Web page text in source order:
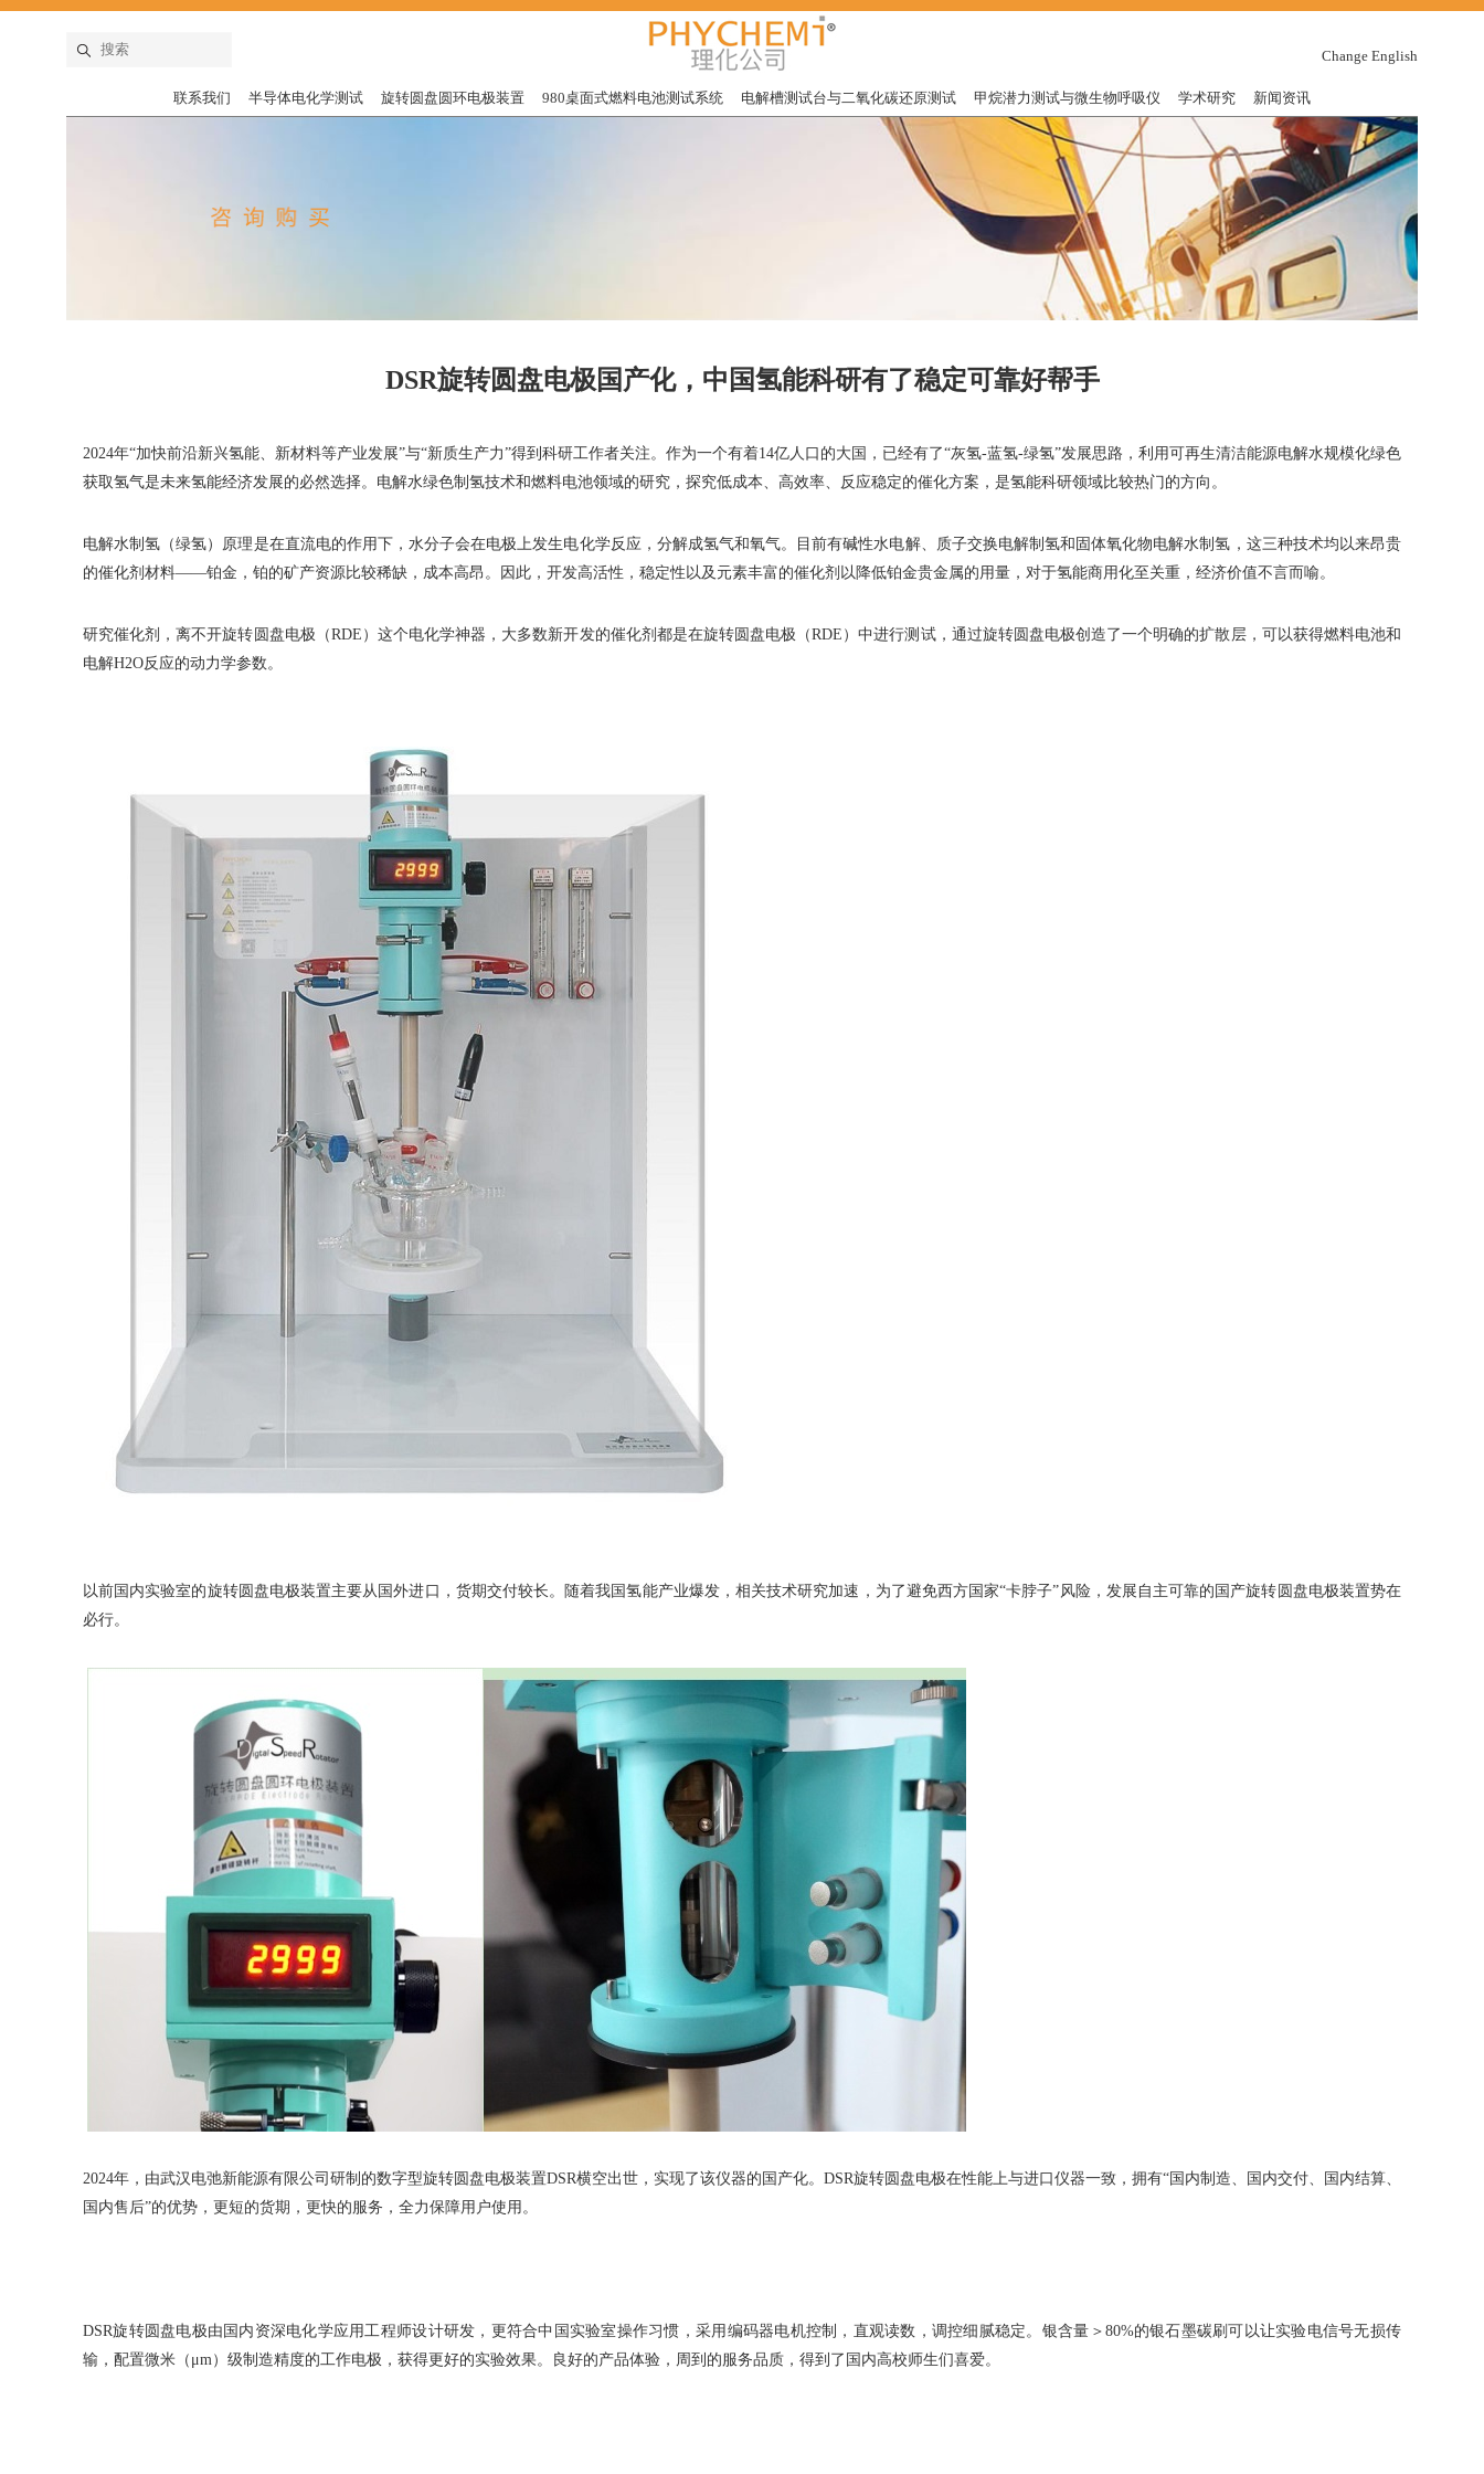
Change English
联系我们 半导体电化学测试 旋转圆盘圆环电极装置 980桌面式燃料电池测试系统 电解槽测试台与二氧化碳还原测试 甲烷潜力测试与微生物呼吸仪 学术研究 新闻资讯
DSR旋转圆盘电极国产化，中国氢能科研有了稳定可靠好帮手
2024年“加快前沿新兴氢能、新材料等产业发展”与“新质生产力”得到科研工作者关注。作为一个有着14亿人口的大国，已经有了“灰氢-蓝氢-绿氢”发展思路，利用可再生清洁能源电解水规模化绿色
获取氢气是未来氢能经济发展的必然选择。电解水绿色制氢技术和燃料电池领域的研究，探究低成本、高效率、反应稳定的催化方案，是氢能科研领域比较热门的方向。
电解水制氢（绿氢）原理是在直流电的作用下，水分子会在电极上发生电化学反应，分解成氢气和氧气。目前有碱性水电解、质子交换电解制氢和固体氧化物电解水制氢，这三种技术均以来昂贵
的催化剂材料——铂金，铂的矿产资源比较稀缺，成本高昂。因此，开发高活性，稳定性以及元素丰富的催化剂以降低铂金贵金属的用量，对于氢能商用化至关重，经济价值不言而喻。
研究催化剂，离不开旋转圆盘电极（RDE）这个电化学神器，大多数新开发的催化剂都是在旋转圆盘电极（RDE）中进行测试，通过旋转圆盘电极创造了一个明确的扩散层，可以获得燃料电池和
电解H2O反应的动力学参数。
以前国内实验室的旋转圆盘电极装置主要从国外进口，货期交付较长。随着我国氢能产业爆发，相关技术研究加速，为了避免西方国家“卡脖子”风险，发展自主可靠的国产旋转圆盘电极装置势在
必行。
2024年，由武汉电弛新能源有限公司研制的数字型旋转圆盘电极装置DSR横空出世，实现了该仪器的国产化。DSR旋转圆盘电极在性能上与进口仪器一致，拥有“国内制造、国内交付、国内结算、
国内售后”的优势，更短的货期，更快的服务，全力保障用户使用。
DSR旋转圆盘电极由国内资深电化学应用工程师设计研发，更符合中国实验室操作习惯，采用编码器电机控制，直观读数，调控细腻稳定。银含量＞80%的银石墨碳刷可以让实验电信号无损传
输，配置微米（μm）级制造精度的工作电极，获得更好的实验效果。良好的产品体验，周到的服务品质，得到了国内高校师生们喜爱。